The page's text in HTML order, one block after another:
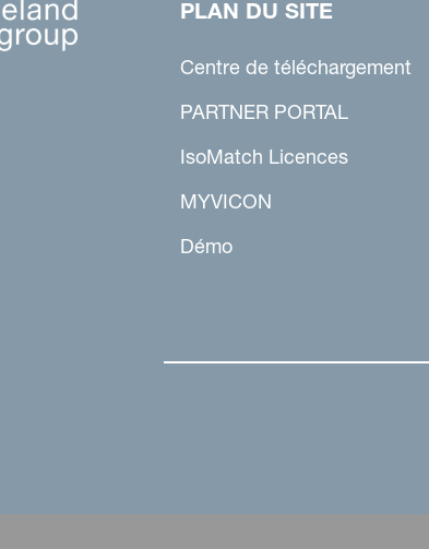
PLAN DU SITE
Centre de téléchargement
PARTNER PORTAL
IsoMatch Licences
MYVICON
Démo